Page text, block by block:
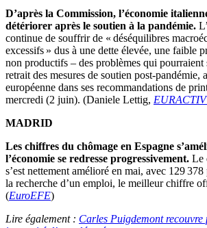
D’après la Commission, l’économie
détériorer après le soutien à la pandémie.
continue de souffrir de « déséquilibres
excessifs » dus à une dette élevée, une faible
non productifs – des problèmes qui pourraient
retrait des mesures de soutien post-pandémie,
européenne dans ses recommandations de
mercredi (2 juin). (Daniele Lettig,
MADRID
Les chiffres du chômage en Espagne
l’économie se redresse progressivement. Le
s’est nettement amélioré en mai, avec 129
la recherche d’un emploi, le meilleur chiffre
(EuroEFE)
Lire également : Carles Puigdemont recouvre